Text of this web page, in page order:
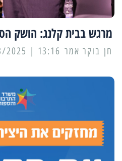
מרגש בבית קלנג: הושק
13:16 | 31/03/2025